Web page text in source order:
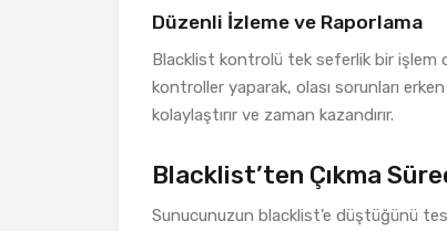
Düzenli İzleme ve Raporlama
Blacklist kontrolü tek seferlik bir işlem
kontroller yaparak, olası sorunları
kolaylaştırır ve zaman kazandırır.
Blacklist’ten Çıkma
Sunucunuzun blacklist’e düştüğünü